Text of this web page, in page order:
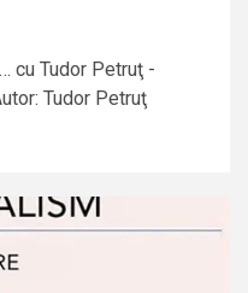
cu Tudor Petruţ -
Tudor Petruţ